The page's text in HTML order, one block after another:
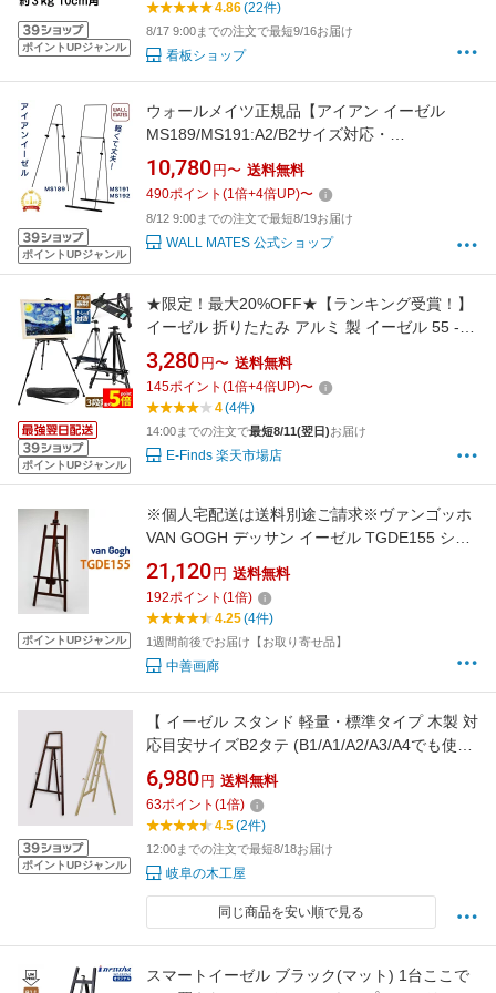
ポイントUPジャンル
4.86(22件)
8/17 9:00までの注文で最短9/16お届け
看板ショップ
ポイントUPジャンル
ウォールメイツ正規品【アイアン イーゼル
MS189/MS191:A2/B2サイズ対応・
MS192:A1/B1サイズ対応 ブラック(黒)色】折り
たたみ スタンド 玄関 に ウェルカムボード 額
縁、カフェ お店 に メニューボード 看板 の デ
ィスプレイ で オシャレ に！ ※厚み3cmまで可
能
10,780 円〜 送料無料
490ポイント (1倍+4倍UP)〜
8/12 9:00までの注文で最短8/19お届け
WALL MATES 公式ショップ
ポイントUPジャンル
★限定！最大20%OFF★【ランキング受賞！】
イーゼル 折りたたみ アルミ 製 イーゼル 55 -
155cm 折り畳みイーゼル イーゼル スタンド 絵
画スタンド 高さ調節3段階 展示 絵画 画材 画板
装飾 看板 スケッチ 描画 コンパ
3,280 円〜 送料無料
145ポイント (1倍+4倍UP)〜
4(4件)
14:00までの注文で最短8/11(翌日)お届け
E-Finds 楽天市場店
ポイントUPジャンル
※個人宅配送は送料別途ご請求※ヴァンゴッホ
VAN GOGH デッサン イーゼル TGDE155 シリ
ーズ【メーカー直送品】【代引き不可・日時指
定不可】 デッサン 木製 イーゼル
21,120 円 送料無料
192ポイント (1倍)
4.25(4件)
1週間前後でお届け【お取り寄せ品】
中善画廊
ポイントUPジャンル
【 イーゼル スタンド 軽量・標準タイプ 木製 対
応目安サイズB2タテ (B1/A1/A2/A3/A4でも使用
可能)】【 三脚 ポスターフレーム立て】
6,980 円 送料無料
63ポイント (1倍)
4.5(2件)
12:00までの注文で最短8/18お届け
岐阜の木工屋
同じ商品を安い順で見る
スマートイーゼル ブラック(マット) 1台ここで